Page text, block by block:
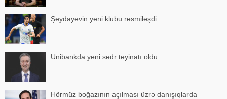
Şeydayevin yeni klubu rəsmiləşdi
Unibankda yeni sədr təyinatı oldu
Hörmüz boğazının açılması üzrə danışıqlarda